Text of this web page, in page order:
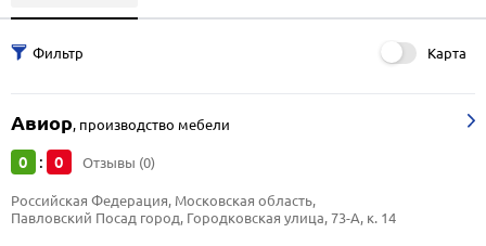
Карта
Авиор, производство мебели
0 : 0 Отзывы (0)
Российская Федерация, Московская область,
Павловский Посад город, Городковская улица, 73-А, к. 14